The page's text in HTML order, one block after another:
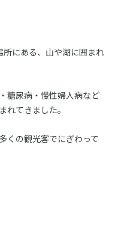
所にある、山や湖に囲まれ
糖尿病・慢性婦人病など
れてきました。
くの観光客でにぎわって